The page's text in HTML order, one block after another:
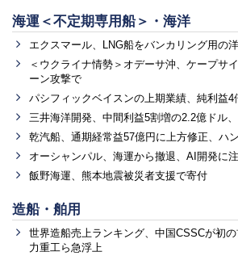
海運＜不定期専用船＞・海洋
エクスマール、LNG船をバンカリング用の
＜ウクライナ情勢＞オデーサ沖、ケープサ
ーン攻撃で
パシフィックベイスンの上期業績、純利益4
三井海洋開発、中間利益5割増の2.2億ドル
乾汽船、通期経常益57億円に上方修正、ハ
オーシャンパル、海運から撤退、AI開発に
飯野海運、熊本地震被災者支援で寄付
造船・舶用
世界造船売上ランキング、中国CSSCが初
力重工ら急浮上